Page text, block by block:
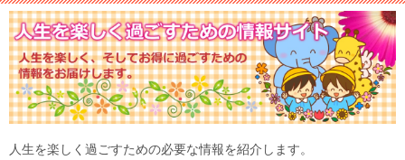
人生を楽しく過ごすための必要な情報を紹介します。